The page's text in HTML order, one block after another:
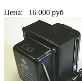
Цена: 16 000 руб